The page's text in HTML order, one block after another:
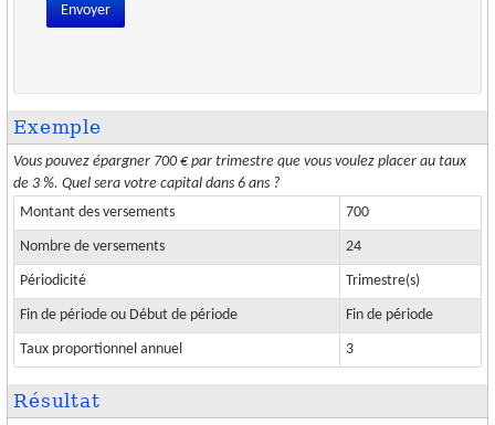
Envoyer
Exemple
Vous pouvez épargner 700 € par trimestre que vous voulez placer au taux
de 3 %. Quel sera votre capital dans 6 ans ?
Montant des versements
700
Nombre de versements 24
Périodicité Trimestre(s)
Fin de période ou Début de période Fin de période
Taux proportionnel annuel 3
Résultat